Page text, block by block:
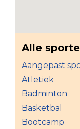
Alle
Aangepast
Atletiek
Badminton
Basketbal
Bootcamp